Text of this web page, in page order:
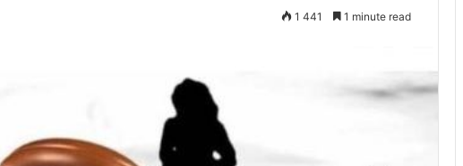
1 441 1 minute read